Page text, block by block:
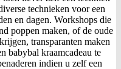
technieken voor een
en dagen. Workshops die
poppen maken, of de oude
transparanten maken
babybal kraamcadeau te
indien u zelf een